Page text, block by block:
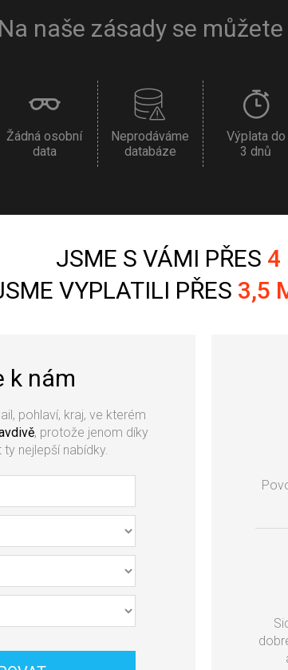
Na naše zásady se
Žádná osobní
data
Neprodáváme
databáze
Výplata do
3 dnů
JSME S VÁMI PŘES 4
VYPLATILI PŘES 3,5
k nám
pohlaví, kraj, ve kterém
, protože jenom díky
nejlepší nabídky.